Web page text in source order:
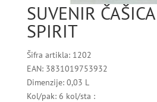
SUVENIR
SPIRIT
Šifra artikla: 1202
EAN: 3831019753932
Dimenzije: 0,03 L
Kol/pak: 6 kol/sta :